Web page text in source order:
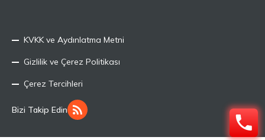
KVKK ve Aydınlatma Metni
Gizlilik ve Çerez Politikası
Çerez Tercihleri
Bizi Takip Edin